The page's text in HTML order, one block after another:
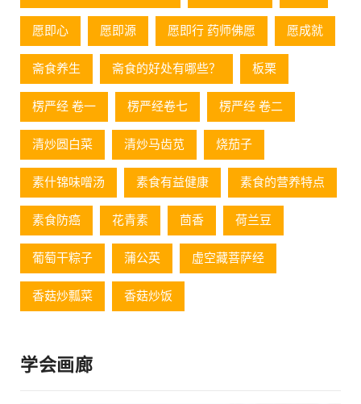
愿即心 愿即源 愿即行 药师佛愿 愿成就
斋食养生 斋食的好处有哪些？ 板栗
楞严经 卷一 楞严经卷七 楞严经 卷二
清炒圆白菜 清炒马齿苋 烧茄子
素什锦味噌汤 素食有益健康 素食的营养特点
素食防癌 花青素 茴香 荷兰豆
葡萄⼲粽⼦ 蒲公英 虚空藏菩萨经
香菇炒瓢菜 香菇炒饭
学会画廊